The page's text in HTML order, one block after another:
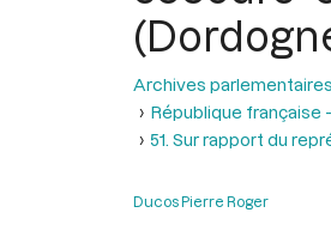
Archives
République française
51. Sur rapport du
Ducos Pierre Roger